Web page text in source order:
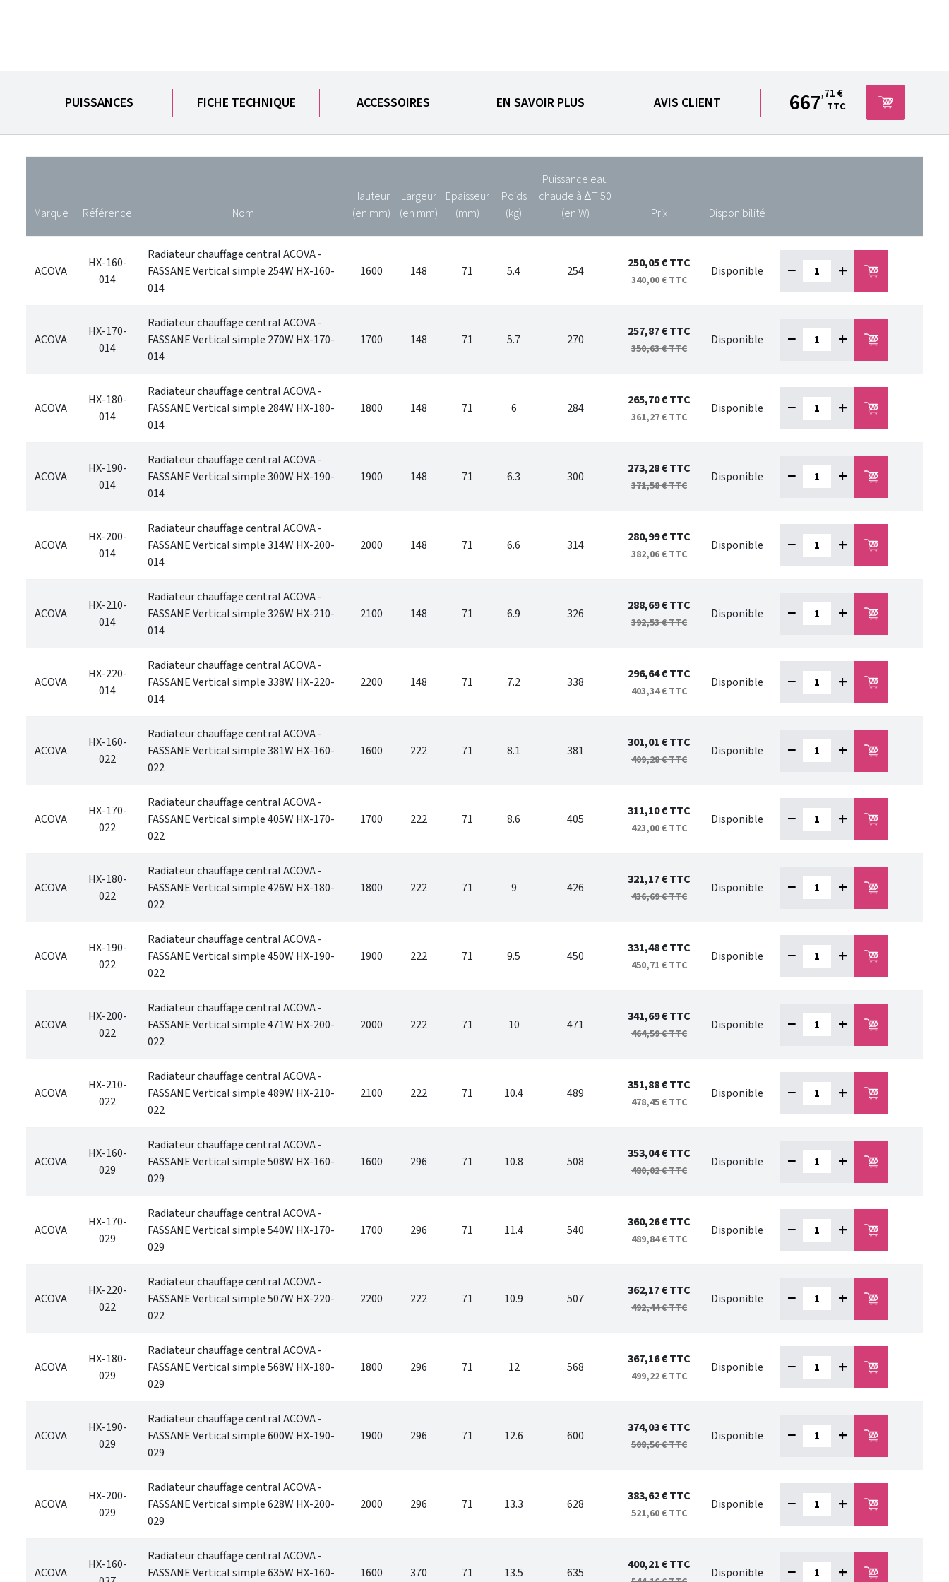
PUISSANCES FICHE TECHNIQUE ACCESSOIRES EN SAVOIR PLUS AVIS CLIENT 667,71 €
TTC
Marque Référence Nom
Hauteur
(en mm)
Largeur
(en mm)
Epaisseur
(mm)
Poids
(kg)
Puissance eau
chaude à ∆T 50
(en W)
Prix Disponibilité
ACOVA
HX-160-
014
Radiateur chauffage central ACOVA -
FASSANE Vertical simple 254W HX-160-
014
1600 148 71 5.4 254
250,05 €TTC
340,00 €TTC
Disponible − +
ACOVA
HX-170-
014
Radiateur chauffage central ACOVA -
FASSANE Vertical simple 270W HX-170-
014
1700 148 71 5.7 270
257,87 €TTC
350,63 €TTC
Disponible − +
ACOVA
HX-180-
014
Radiateur chauffage central ACOVA -
FASSANE Vertical simple 284W HX-180-
014
1800 148 71 6 284
265,70 €TTC
361,27 €TTC
Disponible − +
ACOVA
HX-190-
014
Radiateur chauffage central ACOVA -
FASSANE Vertical simple 300W HX-190-
014
1900 148 71 6.3 300
273,28 €TTC
371,58 €TTC
Disponible − +
ACOVA
HX-200-
014
Radiateur chauffage central ACOVA -
FASSANE Vertical simple 314W HX-200-
014
2000 148 71 6.6 314
280,99 €TTC
382,06 €TTC
Disponible − +
ACOVA
HX-210-
014
Radiateur chauffage central ACOVA -
FASSANE Vertical simple 326W HX-210-
014
2100 148 71 6.9 326
288,69 €TTC
392,53 €TTC
Disponible − +
ACOVA
HX-220-
014
Radiateur chauffage central ACOVA -
FASSANE Vertical simple 338W HX-220-
014
2200 148 71 7.2 338
296,64 €TTC
403,34 €TTC
Disponible − +
ACOVA
HX-160-
022
Radiateur chauffage central ACOVA -
FASSANE Vertical simple 381W HX-160-
022
1600 222 71 8.1 381
301,01 €TTC
409,28 €TTC
Disponible − +
ACOVA
HX-170-
022
Radiateur chauffage central ACOVA -
FASSANE Vertical simple 405W HX-170-
022
1700 222 71 8.6 405
311,10 €TTC
423,00 €TTC
Disponible − +
ACOVA
HX-180-
022
Radiateur chauffage central ACOVA -
FASSANE Vertical simple 426W HX-180-
022
1800 222 71 9 426
321,17 €TTC
436,69 €TTC
Disponible − +
ACOVA
HX-190-
022
Radiateur chauffage central ACOVA -
FASSANE Vertical simple 450W HX-190-
022
1900 222 71 9.5 450
331,48 €TTC
450,71 €TTC
Disponible − +
ACOVA
HX-200-
022
Radiateur chauffage central ACOVA -
FASSANE Vertical simple 471W HX-200-
022
2000 222 71 10 471
341,69 €TTC
464,59 €TTC
Disponible − +
ACOVA
HX-210-
022
Radiateur chauffage central ACOVA -
FASSANE Vertical simple 489W HX-210-
022
2100 222 71 10.4 489
351,88 €TTC
478,45 €TTC
Disponible − +
ACOVA
HX-160-
029
Radiateur chauffage central ACOVA -
FASSANE Vertical simple 508W HX-160-
029
1600 296 71 10.8 508
353,04 €TTC
480,02 €TTC
Disponible − +
ACOVA
HX-170-
029
Radiateur chauffage central ACOVA -
FASSANE Vertical simple 540W HX-170-
029
1700 296 71 11.4 540
360,26 €TTC
489,84 €TTC
Disponible − +
ACOVA
HX-220-
022
Radiateur chauffage central ACOVA -
FASSANE Vertical simple 507W HX-220-
022
2200 222 71 10.9 507
362,17 €TTC
492,44 €TTC
Disponible − +
ACOVA
HX-180-
029
Radiateur chauffage central ACOVA -
FASSANE Vertical simple 568W HX-180-
029
1800 296 71 12 568
367,16 €TTC
499,22 €TTC
Disponible − +
ACOVA
HX-190-
029
Radiateur chauffage central ACOVA -
FASSANE Vertical simple 600W HX-190-
029
1900 296 71 12.6 600
374,03 €TTC
508,56 €TTC
Disponible − +
ACOVA
HX-200-
029
Radiateur chauffage central ACOVA -
FASSANE Vertical simple 628W HX-200-
029
2000 296 71 13.3 628
383,62 €TTC
521,60 €TTC
Disponible − +
ACOVA
HX-160-
Radiateur chauffage central ACOVA -
FASSANE Vertical simple 635W HX-160-
1600 370 71 13.5 635
400,21 €TTC
Disponible − +